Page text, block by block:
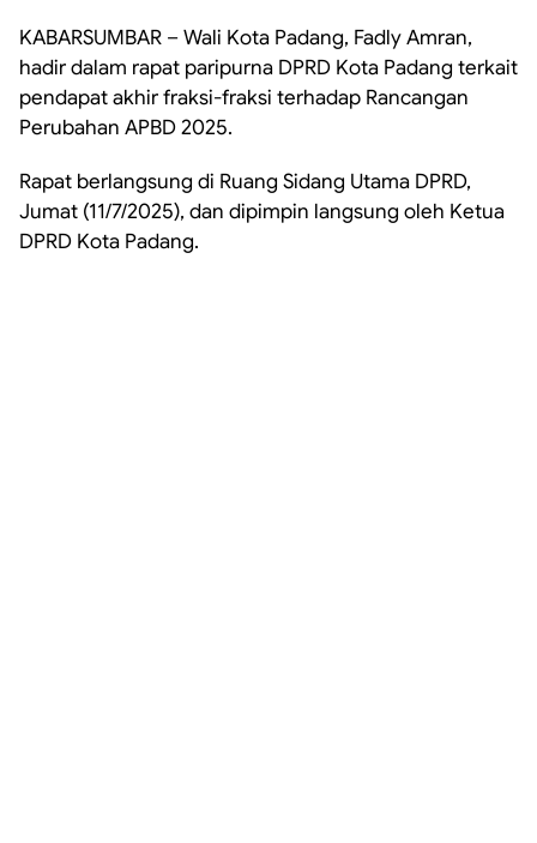
KABARSUMBAR – Wali Kota Padang, Fadly Amran,
hadir dalam rapat paripurna DPRD Kota Padang terkait
pendapat akhir fraksi-fraksi terhadap Rancangan
Perubahan APBD 2025.
Rapat berlangsung di Ruang Sidang Utama DPRD,
Jumat (11/7/2025), dan dipimpin langsung oleh Ketua
DPRD Kota Padang.